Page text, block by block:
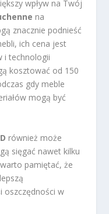
wpływ na Twój
na
znacznie podnieść
ich cena jest
i technologii
kosztować od 150
gdy meble
mogą być
również może
sięgać nawet kilku
pamiętać, że
oszczędności w